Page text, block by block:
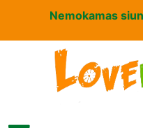
Nemokamas